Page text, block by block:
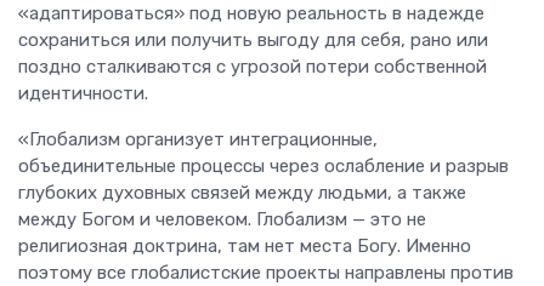
«адаптироваться» под новую реальность в надежде
сохраниться или получить выгоду для себя, рано или
поздно сталкиваются с угрозой потери собственной
идентичности.
«Глобализм организует интеграционные,
объединительные процессы через ослабление и разрыв
глубоких духовных связей между людьми, а также
между Богом и человеком. Глобализм — это не
религиозная доктрина, там нет места Богу. Именно
поэтому все глобалистские проекты направлены против